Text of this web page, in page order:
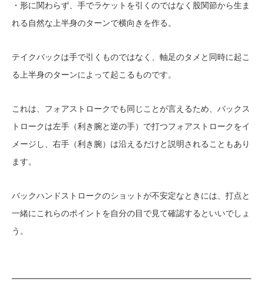
・形に関わらず、手でラケットを引くのではなく股関節から生ま
れる自然な上半身のターンで横向きを作る。
テイクバックは手で引くものではなく、軸足のタメと同時に起こ
る上半身のターンによって起こるものです。
これは、フォアストロークでも同じことが言えるため、バックス
トロークは左手（利き腕と逆の手）で打つフォアストロークをイ
メージし、右手（利き腕）は沿えるだけと説明されることもあり
ます。
バックハンドストロークのショットが不安定なときには、打点と
一緒にこれらのポイントを自分の目で見て確認するといいでしょ
う。